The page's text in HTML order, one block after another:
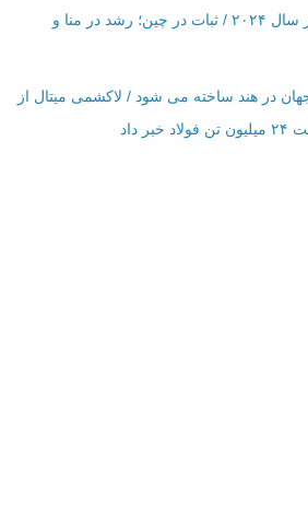
پیش بینی مصرف فولاد در سال ۲۰۲۴ / ثبات در چین؛ رشد در منا و
در هند ساخته می شود / لاکشمی میتال از